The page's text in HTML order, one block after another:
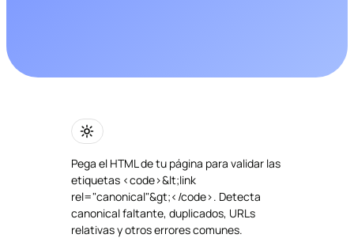
Pega el HTML de tu página para validar las
etiquetas <code>&lt;link
rel="canonical"&gt;</code>. Detecta
canonical faltante, duplicados, URLs
relativas y otros errores comunes.